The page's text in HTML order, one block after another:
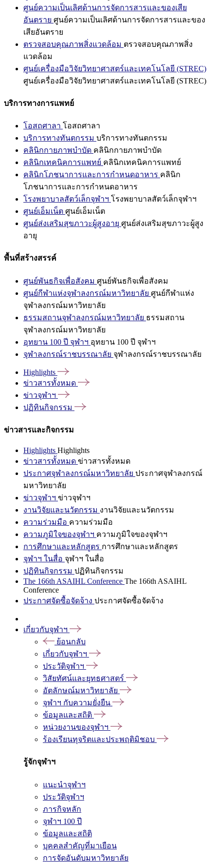
ศูนย์ความเป็นเลิศด้านการจัดการสารและของเสีย
อันตราย ศูนย์ความเป็นเลิศด้านการจัดการสารและของ
เสียอันตราย
ตรวจสอบคุณภาพสิ่งแวดล้อม ตรวจสอบคุณภาพสิ่ง
แวดล้อม
ศูนย์เครื่องมือวิจัยวิทยาศาสตร์และเทคโนโลยี (STREC)
ศูนย์เครื่องมือวิจัยวิทยาศาสตร์และเทคโนโลยี (STREC)
บริการทางการแพทย์
โอสถศาลา โอสถศาลา
บริการทางทันตกรรม บริการทางทันตกรรม
คลินิกกายภาพบำบัด คลินิกกายภาพบำบัด
คลินิกเทคนิคการแพทย์ คลินิกเทคนิคการแพทย์
คลินิกโภชนาการและการกำหนดอาหาร คลินิก
โภชนาการและการกำหนดอาหาร
โรงพยาบาลสัตว์เล็กจุฬาฯ โรงพยาบาลสัตว์เล็กจุฬาฯ
ศูนย์เอ็มเน็ต ศูนย์เอ็มเน็ต
ศูนย์ส่งเสริมสุขภาวะผู้สูงอายุ ศูนย์ส่งเสริมสุขภาวะผู้สูง
อายุ
พื้นที่สร้างสรรค์
ศูนย์พันธกิจเพื่อสังคม ศูนย์พันธกิจเพื่อสังคม
ศูนย์กีฬาแห่งจุฬาลงกรณ์มหาวิทยาลัย ศูนย์กีฬาแห่ง
จุฬาลงกรณ์มหาวิทยาลัย
ธรรมสถานจุฬาลงกรณ์มหาวิทยาลัย ธรรมสถาน
จุฬาลงกรณ์มหาวิทยาลัย
อุทยาน 100 ปี จุฬาฯ อุทยาน 100 ปี จุฬาฯ
จุฬาลงกรณ์ราชบรรณาลัย จุฬาลงกรณ์ราชบรรณาลัย
Highlights
ข่าวสารทั้งหมด
ข่าวจุฬาฯ
ปฏิทินกิจกรรม
ข่าวสารและกิจกรรม
Highlights Highlights
ข่าวสารทั้งหมด ข่าวสารทั้งหมด
ประกาศจุฬาลงกรณ์มหาวิทยาลัย ประกาศจุฬาลงกรณ์
มหาวิทยาลัย
ข่าวจุฬาฯ ข่าวจุฬาฯ
งานวิจัยและนวัตกรรม งานวิจัยและนวัตกรรม
ความร่วมมือ ความร่วมมือ
ความภูมิใจของจุฬาฯ ความภูมิใจของจุฬาฯ
การศึกษาและหลักสูตร การศึกษาและหลักสูตร
จุฬาฯ ในสื่อ จุฬาฯ ในสื่อ
ปฏิทินกิจกรรม ปฏิทินกิจกรรม
The 166th ASAIHL Conference The 166th ASAIHL
Conference
ประกาศจัดซื้อจัดจ้าง ประกาศจัดซื้อจัดจ้าง
เกี่ยวกับจุฬาฯ
ย้อนกลับ
เกี่ยวกับจุฬาฯ
ประวัติจุฬาฯ
วิสัยทัศน์และยุทธศาสตร์
อัตลักษณ์มหาวิทยาลัย
จุฬาฯ กับความยั่งยืน
ข้อมูลและสถิติ
หน่วยงานของจุฬาฯ
ร้องเรียนทุจริตและประพฤติมิชอบ
รู้จักจุฬาฯ
แนะนำจุฬาฯ
ประวัติจุฬาฯ
ภารกิจหลัก
จุฬาฯ 100 ปี
ข้อมูลและสถิติ
บุคคลสำคัญที่มาเยือน
การจัดอันดับมหาวิทยาลัย